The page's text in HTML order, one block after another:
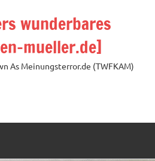
wunderbares
mueller.de]
As Meinungsterror.de (TWFKAM)